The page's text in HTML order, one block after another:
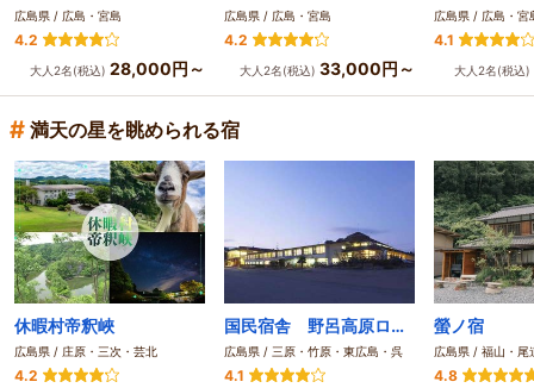
広島県 / 広島・宮島
4.2
大人2名(税込) 28,000円～
広島県 / 広島・宮島
4.2
大人2名(税込) 33,000円～
広島県 / 広島・宮
4.1
大人2名(税込)
# 満天の星を眺められる宿
休暇村帝釈峽
広島県 / 庄原・三次・芸北
4.2
国民宿舎 野呂高原ロッジ
広島県 / 三原・竹原・東広島・呉
4.1
螢ノ宿
広島県 / 福山・尾
4.8